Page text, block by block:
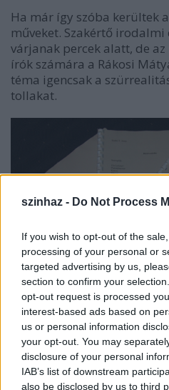
szinhaz - Do Not Process
If you wish to opt-out of the
processing of your personal or
targeted advertising by us,
section to confirm your
opt-out request is processed
interest-based ads based on
us or personal information
your opt-out. You may
disclosure of your personal
IAB’s list of downstream
also be disclosed by us to third
Ha már így szóba kerültek
műveket. Szakértő irodalmi
várjanak percek alatt, de
írók számára a Rákosi
téma igencsak a
tollakat.
Garaczi LászlóBÉKEHARC
művében a szálak 1952-
vadászszoborból